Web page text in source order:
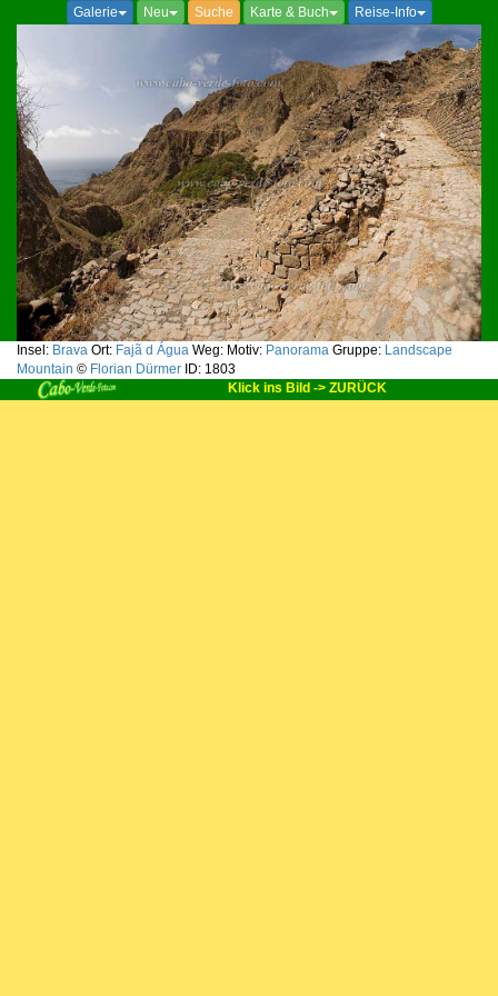
Galerie Neu Suche Karte & Buch Reise-Info
Insel: Brava Ort: Fajã d Água Weg: Motiv: Panorama Gruppe: Landscape
Mountain © Florian Dürmer ID: 1803
Klick ins Bild -> ZURÜCK